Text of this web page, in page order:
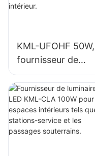
d'éclairage
KML-UFOHF 50W,
fournisseur de
luminaires LED
industriels pour
usines, entrepôts
et autres
applications